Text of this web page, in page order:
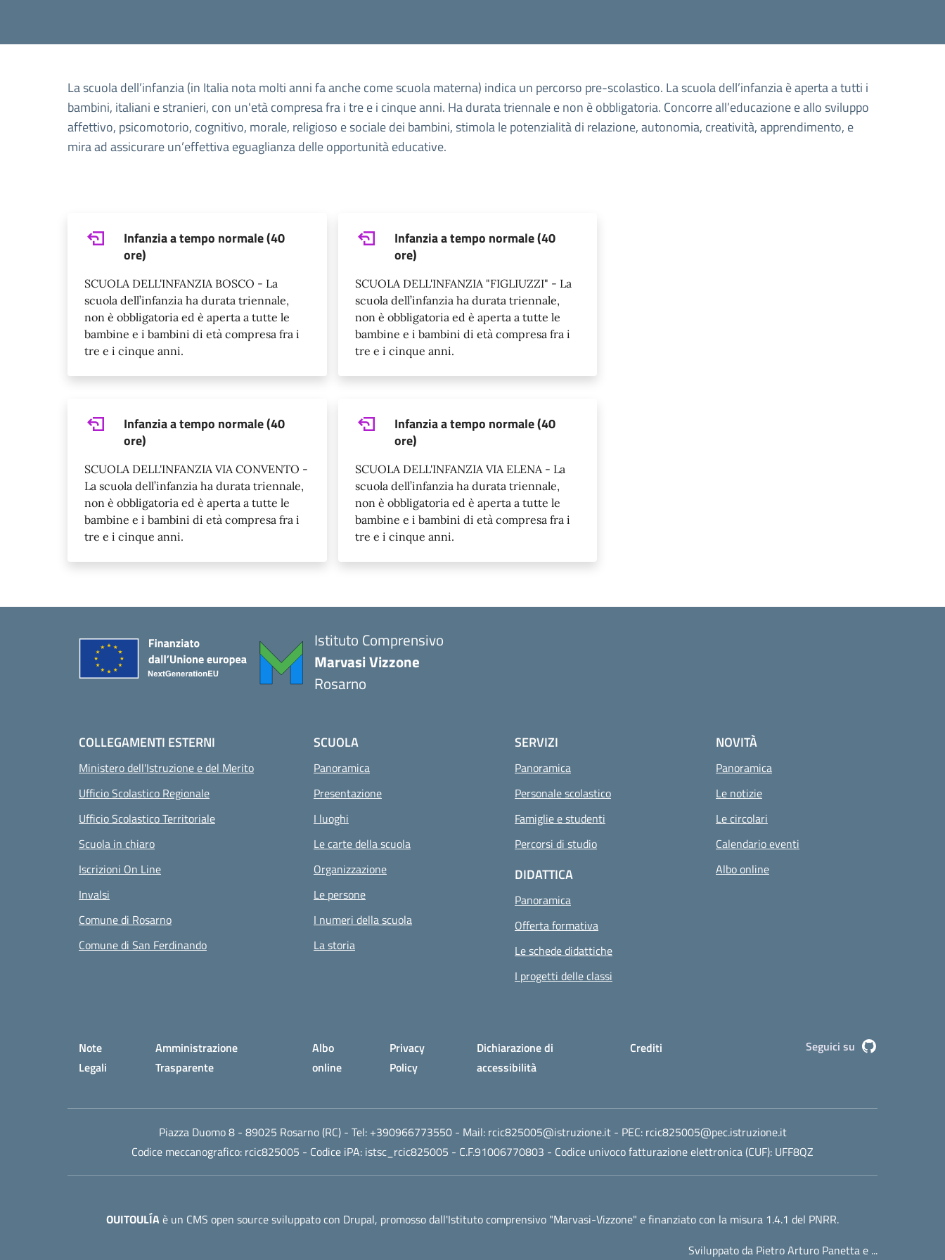
La scuola dell’infanzia (in Italia nota molti anni fa anche come scuola materna) indica un percorso pre-scolastico. La scuola dell’infanzia è aperta a tutti i
bambini, italiani e stranieri, con un'età compresa fra i tre e i cinque anni. Ha durata triennale e non è obbligatoria. Concorre all’educazione e allo sviluppo
affettivo, psicomotorio, cognitivo, morale, religioso e sociale dei bambini, stimola le potenzialità di relazione, autonomia, creatività, apprendimento, e
mira ad assicurare un’effettiva eguaglianza delle opportunità educative.
Infanzia a tempo normale (40
ore)
SCUOLA DELL'INFANZIA BOSCO - La
scuola dell’infanzia ha durata triennale,
non è obbligatoria ed è aperta a tutte le
bambine e i bambini di età compresa fra i
tre e i cinque anni.
Infanzia a tempo normale (40
ore)
SCUOLA DELL'INFANZIA "FIGLIUZZI" - La
scuola dell’infanzia ha durata triennale,
non è obbligatoria ed è aperta a tutte le
bambine e i bambini di età compresa fra i
tre e i cinque anni.
Infanzia a tempo normale (40
ore)
SCUOLA DELL'INFANZIA VIA CONVENTO -
La scuola dell’infanzia ha durata triennale,
non è obbligatoria ed è aperta a tutte le
bambine e i bambini di età compresa fra i
tre e i cinque anni.
Infanzia a tempo normale (40
ore)
SCUOLA DELL'INFANZIA VIA ELENA - La
scuola dell’infanzia ha durata triennale,
non è obbligatoria ed è aperta a tutte le
bambine e i bambini di età compresa fra i
tre e i cinque anni.
Istituto Comprensivo
Marvasi Vizzone
Rosarno
COLLEGAMENTI ESTERNI
Ministero dell'Istruzione e del Merito
Ufficio Scolastico Regionale
Ufficio Scolastico Territoriale
Scuola in chiaro
Iscrizioni On Line
Invalsi
Comune di Rosarno
Comune di San Ferdinando
SCUOLA
Panoramica
Presentazione
I luoghi
Le carte della scuola
Organizzazione
Le persone
I numeri della scuola
La storia
SERVIZI
Panoramica
Personale scolastico
Famiglie e studenti
Percorsi di studio
DIDATTICA
Panoramica
Offerta formativa
Le schede didattiche
I progetti delle classi
NOVITÀ
Panoramica
Le notizie
Le circolari
Calendario eventi
Albo online
Small prints
Note
Legali
Amministrazione
Trasparente
Albo
online
Privacy
Policy
Dichiarazione di
accessibilità
Crediti Seguici su
Piazza Duomo 8 - 89025 Rosarno (RC)- Tel: +390966773550- Mail: rcic825005@istruzione.it- PEC: rcic825005@pec.istruzione.it
Codice meccanografico: rcic825005 - Codice iPA: istsc_rcic825005 - C.F.91006770803 - Codice univoco fatturazione elettronica (CUF): UFF8QZ
OUITOULÍAè un CMS open source sviluppato con Drupal, promosso dall'Istituto comprensivo "Marvasi-Vizzone" e finanziato con la misura 1.4.1 del PNRR.
Sviluppato da Pietro Arturo Panetta e ...